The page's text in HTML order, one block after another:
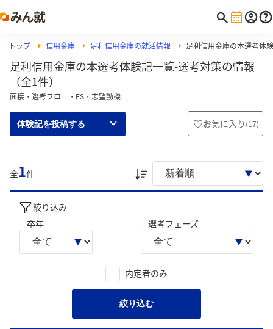
トップ 信用金庫 足利信用金庫の就活情報 足利信用金庫の本選考体
足利信用金庫の本選考体験記一覧-選考対策の情報
（全1件）
面接・選考フロー・ES・志望動機
体験記を投稿する お気に入り (17)
全1件
絞り込み
卒年
選考フェーズ
内定者のみ
絞り込む